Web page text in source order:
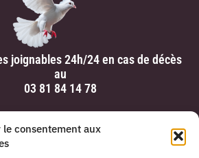
le consentement aux
joignables 24h/24 en cas de décès
au
03 81 84 14 78
Cuche –